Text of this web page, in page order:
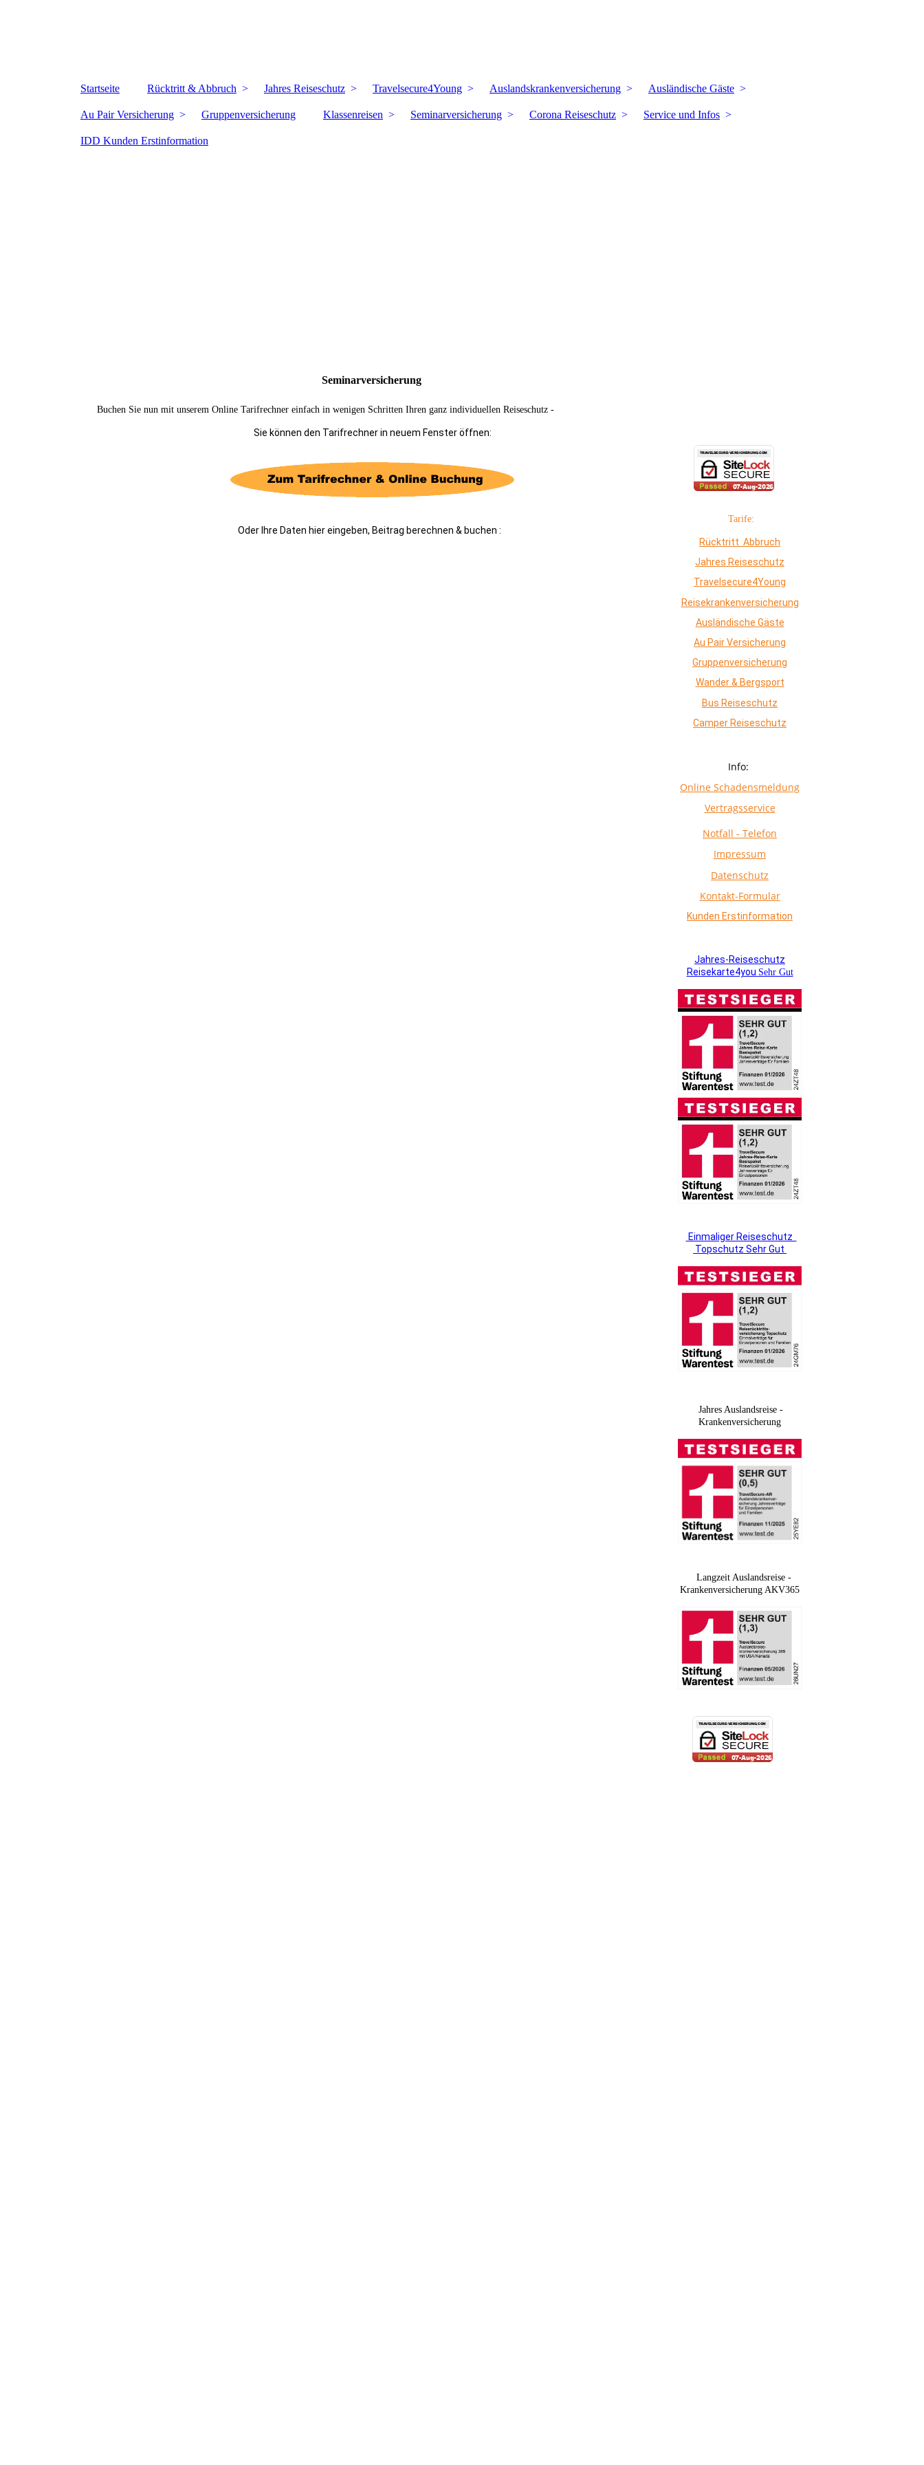
Startseite Rücktritt & Abbruch Jahres Reiseschutz Travelsecure4Young Auslandskrankenversicherung Ausländische Gäste
Au Pair Versicherung Gruppenversicherung Klassenreisen Seminarversicherung Corona Reiseschutz Service und Infos
IDD Kunden Erstinformation
Seminarversicherung
Buchen Sie nun mit unserem Online Tarifrechner einfach in wenigen Schritten Ihren ganz individuellen Reiseschutz -
Sie können den Tarifrechner in neuem Fenster öffnen:
Oder Ihre Daten hier eingeben, Beitrag berechnen & buchen :
Tarife:
Rücktritt Abbruch
Jahres Reiseschutz
Travelsecure4Young
Reisekrankenversicherung
Ausländische Gäste
Au Pair Versicherung
Gruppenversicherung
Wander & Bergsport
Bus Reiseschutz
Camper Reiseschutz
Info:
Online Schadensmeldung
Vertragsservice
Notfall - Telefon
Impressum
Datenschutz
Kontakt-Formular
Kunden Erstinformation
Jahres-Reiseschutz
Reisekarte4you Sehr Gut
Einmaliger Reiseschutz
Topschutz Sehr Gut
Jahres Auslandsreise -
Krankenversicherung
Langzeit Auslandsreise -
Krankenversicherung AKV365